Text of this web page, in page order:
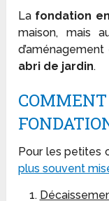
La fondation
maison, mais
d’aménagement
abri de jardin.
Pour les petites
plus souvent